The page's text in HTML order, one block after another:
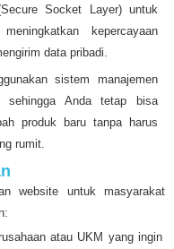
Socket Layer) untuk
kepercayaan
data pribadi.
sistem manajemen
sehingga Anda tetap bisa
produk baru tanpa harus
rumit.
website untuk masyarakat
atau UKM yang ingin